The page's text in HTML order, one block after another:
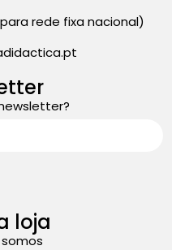
rede fixa nacional)
loja